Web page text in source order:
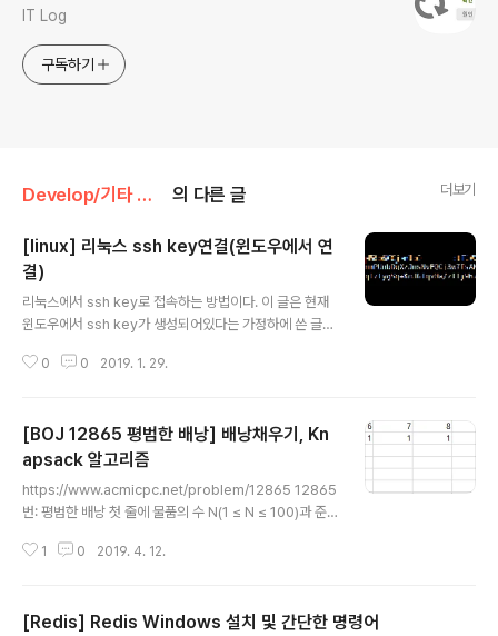
IT Log
구독하기
Develop/기타 작업 의 다른 글 더보기
[linux] 리눅스 ssh key연결(윈도우에서 연
결)
리눅스에서 ssh key로 접속하는 방법이다. 이 글은 현재
윈도우에서 ssh key가 생성되어있다는 가정하에 쓴 글이
없다면 만들어 준다. mkdir .ssh 2. 만들었으면 이제 현재
하여 등록한다. cd .ssh vim authorized_keys 3. 등록
하였으면 이제 putty 또는 xshell로 접속할 때 ssh로 접
근하면 자동으로 인식한다. 4. 이제 ssh키로만 접속할 수
있도록 비밀번호 접근은 못하게 막을 것이다.관리자로 접
속하여 아래의 명령어를 입력한다. sudo -s vim /etc/ss
h/sshd..
0 0 2019. 1. 29.
[BOJ 12865 평범한 배낭] 배낭채우기, Kn
apsack 알고리즘
https://www.acmicpc.net/problem/12865 12865
번: 평범한 배낭 첫 줄에 물품의 수 N(1 ≤ N ≤ 100)과 준
두 번째 줄부터 N개의 줄에 거쳐 각 물건의 무게 W(1 ≤ W
micpc.net Knapsack 알고리즘을 사용하면 풀리는 문
1 0 2019. 4. 12.
[Redis] Redis Windows 설치 및 간단한 명령어